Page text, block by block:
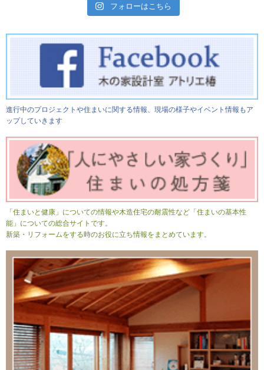
フォローはこちら
進行中のプロジェクトや住まいに関する情報、現場の様子やイベント情報もア
ップしていきます
「住まいと健康」についての情報や木造住宅の耐震性など「住まいの基本性
能」についての総合サイトです。
新築・リフォームをする時のお役に立ち情報をまとめています。